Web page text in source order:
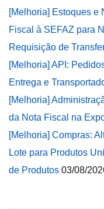
[Melhoria] Estoques e
Fiscal à SEFAZ para
Requisição de
[Melhoria] API:
Entrega e
[Melhoria]
da Nota Fiscal na
[Melhoria] Compras:
Lote para Produtos
de Produtos 03/08/